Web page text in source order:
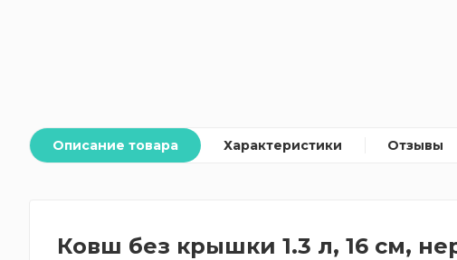
Описание товара Характеристики Отзывы
Ковш без крышки 1.3 л, 16 см,